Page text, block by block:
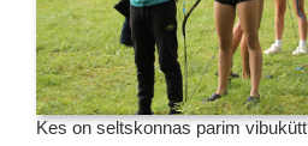
Kes on seltskonnas parim